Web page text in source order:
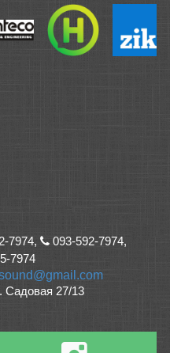
7974,
093-592-7974,
7974
Садовая 27/13